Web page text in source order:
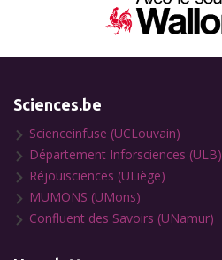
Sciences.be
Scienceinfuse (UCLouvain)
Département Inforsciences (ULB)
Réjouisciences (ULiège)
MUMONS (UMons)
Confluent des Savoirs (UNamur)